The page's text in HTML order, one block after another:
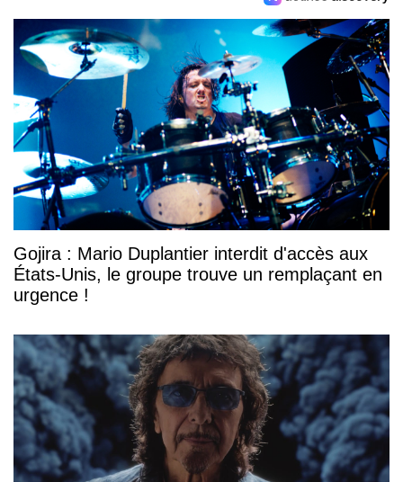
Gojira : Mario Duplantier interdit d'accès aux
États-Unis, le groupe trouve un remplaçant en
urgence !